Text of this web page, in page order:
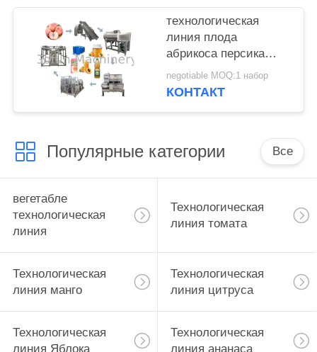
технологическая
линия плода
абрикоса персика
управлением PLC
3tons/Day
negotiable MOQ:1 набор
КОНТАКТ
Популярные категории Все
вегетабле
технологическая
линия
Технологическая
линия томата
Технологическая
линия манго
Технологическая
линия цитруса
Технологическая
линия Яблока
Технологическая
линия ананаса